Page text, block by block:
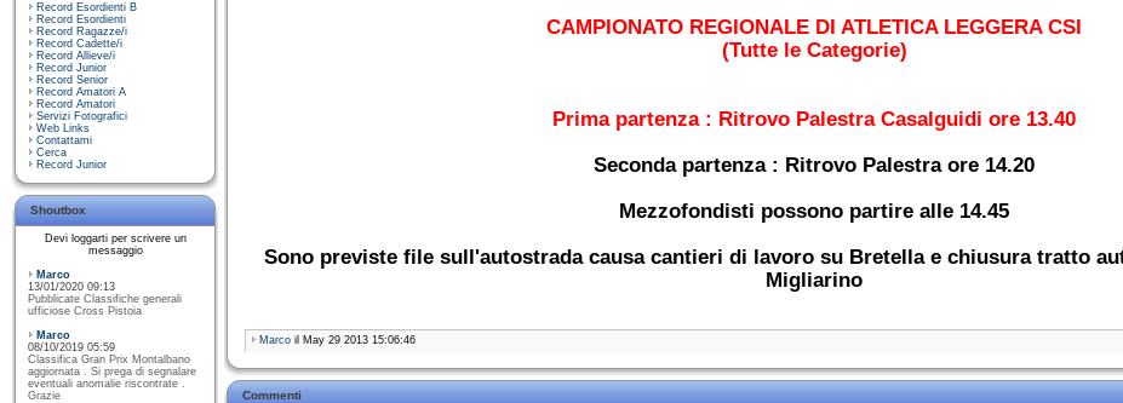
Record Esordienti B
Record Esordienti
Record Ragazze/i
Record Cadette/i
Record Allieve/i
Record Junior
Record Senior
Record Amatori A
Record Amatori
Servizi Fotografici
Web Links
Contattami
Cerca
Record Junior
Shoutbox
Devi loggarti per scrivere un
messaggio
Marco
13/01/2020 09:13
Pubblicate Classifiche generali
ufficiose Cross Pistoia
Marco
08/10/2019 05:59
Classifica Gran Prix Montalbano
aggiornata . Si prega di segnalare
eventuali anomalie riscontrate .
Grazie
CAMPIONATO REGIONALE DI ATLETICA LEGGERA CSI
(Tutte le Categorie)
Prima partenza : Ritrovo Palestra Casalguidi ore 13.40
Seconda partenza : Ritrovo Palestra ore 14.20
Mezzofondisti possono partire alle 14.45
Sono previste file sull'autostrada causa cantieri di lavoro su Bretella e chiusura tratto
Migliarino
Marco il May 29 2013 15:06:46
Commenti